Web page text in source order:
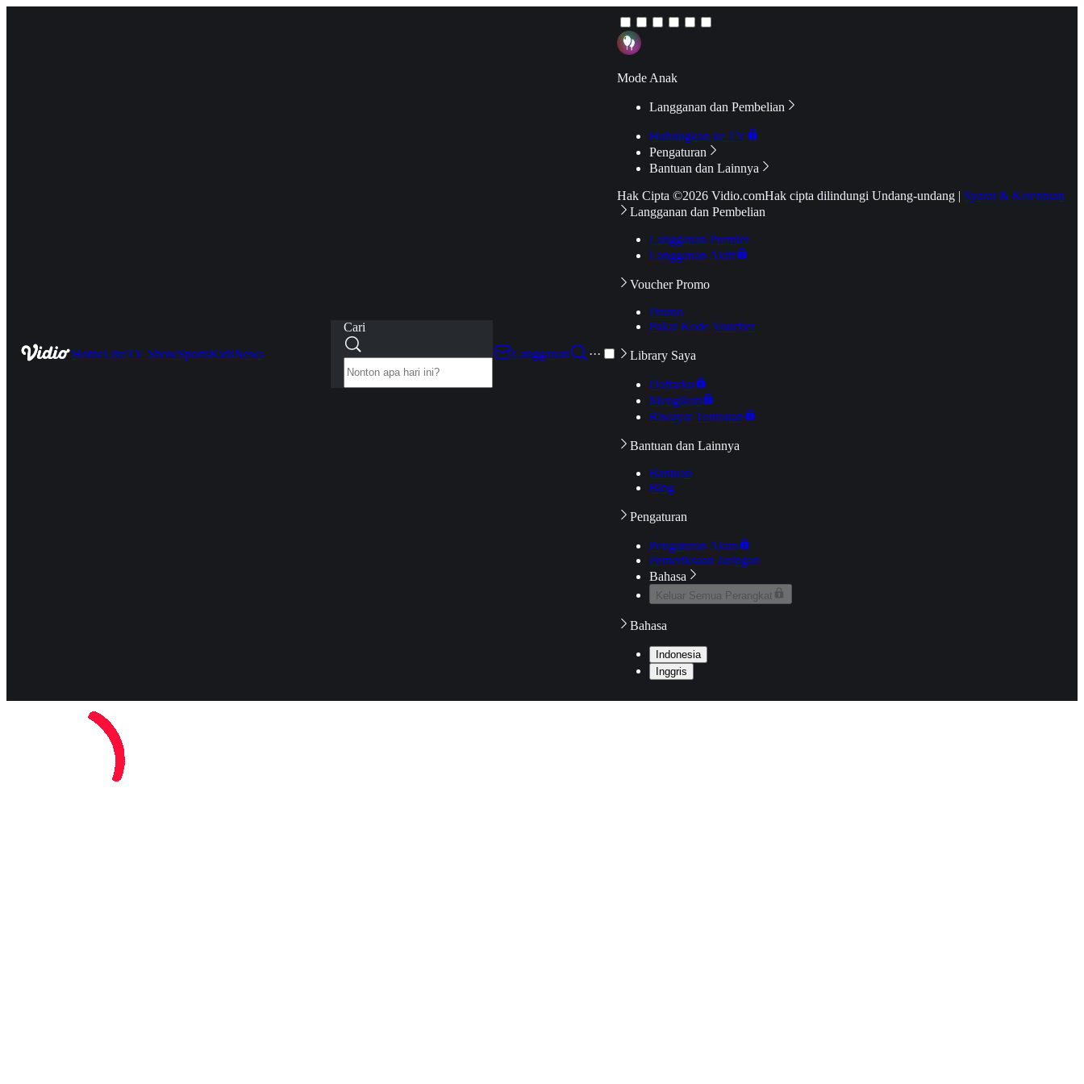
HomeLiveTV ShowSportsKidsNews
Cari
Langganan
···
Mode Anak
Langganan dan Pembelian
Hubungkan ke TV
Pengaturan
Bantuan dan Lainnya
Hak Cipta ©2026 Vidio.comHak cipta dilindungi Undang-undang | Syarat & Ketentuan
Langganan dan Pembelian
Langganan Premier
Langganan Aktif
Voucher Promo
Promo
Pakai Kode Voucher
Library Saya
Daftarku
Mengikuti
Riwayat Tontonan
Bantuan dan Lainnya
Bantuan
Blog
Pengaturan
Pengaturan Akun
Pemeriksaan Jaringan
Bahasa
Keluar Semua Perangkat
Bahasa
Indonesia
Inggris